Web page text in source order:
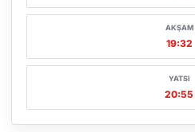
AKŞAM
19:32
YATSI
20:55